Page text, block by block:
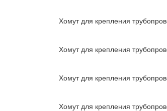
Хомут для крепления
Хомут для крепления
Хомут для крепления
Хомут для крепления